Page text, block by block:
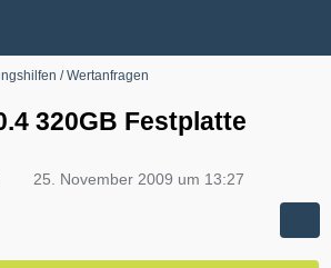
/ Wertanfragen
320GB Festplatte
25. November 2009 um 13:27